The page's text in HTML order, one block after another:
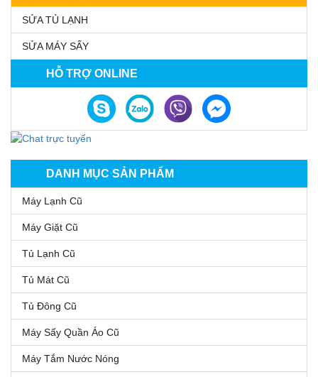
SỬA TỦ LẠNH
SỬA MÁY SẤY
HỖ TRỢ ONLINE
DANH MỤC SẢN PHẨM
Máy Lạnh Cũ
Máy Giặt Cũ
Tủ Lạnh Cũ
Tủ Mát Cũ
Tủ Đông Cũ
Máy Sấy Quần Áo Cũ
Máy Tắm Nước Nóng